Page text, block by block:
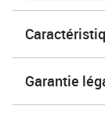
Garantie